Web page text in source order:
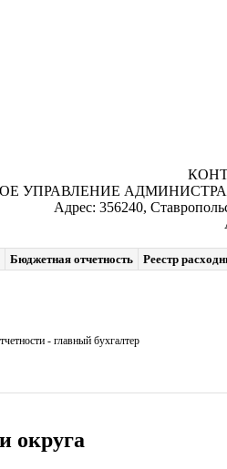
УПРАВЛЕНИЕ
Адрес: 356240,
Бюджетная отчетность Реестр
- главный бухгалтер
округа